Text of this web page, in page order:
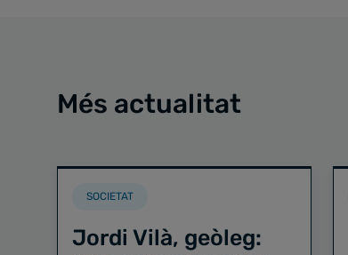
Més actualitat
SOCIETAT
Jordi Vilà, geòleg: